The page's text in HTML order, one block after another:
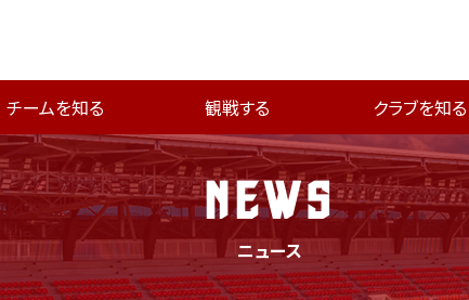
チームを知る 観戦する クラブを知る
NEWS
ニュース